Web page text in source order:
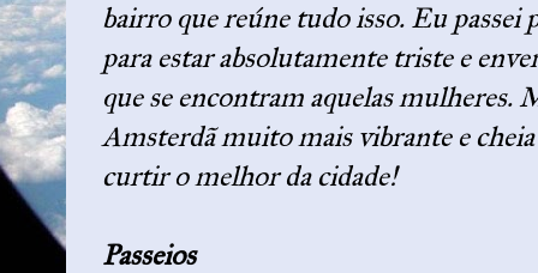
bairro que reúne tudo isso. Eu passei
para estar absolutamente triste e
que se encontram aquelas mulheres.
Amsterdã muito mais vibrante e cheia
curtir o melhor da cidade!
Passeios